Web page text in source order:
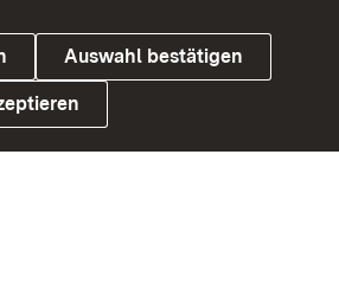
Auswahl bestätigen